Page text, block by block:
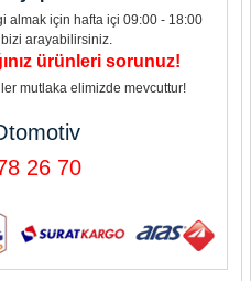
almak için hafta içi 09:00 - 18:00
arayabilirsiniz.
ürünleri sorunuz!
mutlaka elimizde mevcuttur!
26 70